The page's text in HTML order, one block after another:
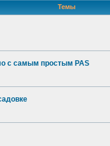
Темы
с самым простым PAS